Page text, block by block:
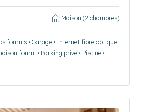
Maison (2 chambres)
fournis • Garage • Internet fibre optique
fourni • Parking privé • Piscine •